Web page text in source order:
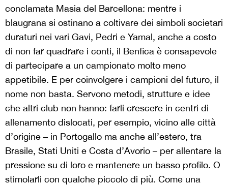
conclamata Masia del Barcellona: mentre i
blaugrana si ostinano a coltivare dei simboli societari
duraturi nei vari Gavi, Pedri e Yamal, anche a costo
di non far quadrare i conti, il Benfica è consapevole
di partecipare a un campionato molto meno
appetibile. E per coinvolgere i campioni del futuro, il
nome non basta. Servono metodi, strutture e idee
che altri club non hanno: farli crescere in centri di
allenamento dislocati, per esempio, vicino alle città
d’origine – in Portogallo ma anche all’estero, tra
Brasile, Stati Uniti e Costa d’Avorio – per allentare la
pressione su di loro e mantenere un basso profilo. O
stimolarli con qualche piccolo di più. Come una